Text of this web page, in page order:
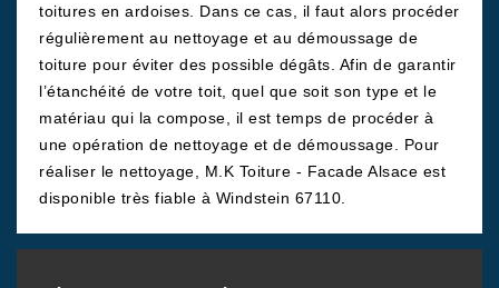
toitures en ardoises. Dans ce cas, il faut alors procéder
régulièrement au nettoyage et au démoussage de
toiture pour éviter des possible dégâts. Afin de garantir
l’étanchéité de votre toit, quel que soit son type et le
matériau qui la compose, il est temps de procéder à
une opération de nettoyage et de démoussage. Pour
réaliser le nettoyage, M.K Toiture - Facade Alsace est
disponible très fiable à Windstein 67110.